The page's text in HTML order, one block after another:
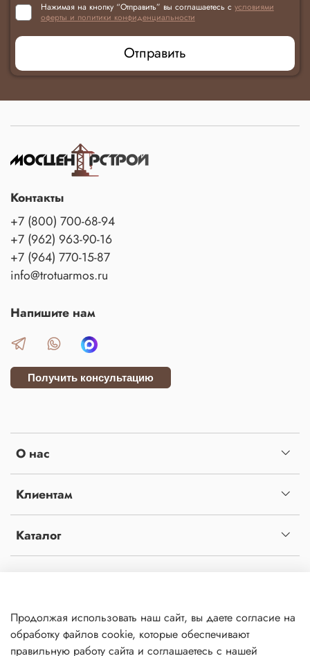
Нажимая на кнопку “Отправить” вы соглашаетесь с условиями
оферты и политики конфиденциальности
Отправить
О нас
Клиентам
Каталог
Контакты
+7 (800) 700-68-94
+7 (962) 963-90-16
+7 (964) 770-15-87
info@trotuarmos.ru
Напишите нам
Получить консультацию
и сервис сбора технических данных его посетителей. Продолжая использовать данный
ресурс, Вы автоматически соглашаетесь с использованием данных технологий. ВСЕ
ПРАВА ЗАЩИЩЕНЫ.
Продолжая использовать наш сайт, вы даете согласие на
обработку файлов cookie, которые обеспечивают
правильную работу сайта и соглашаетесь с нашей
обработки